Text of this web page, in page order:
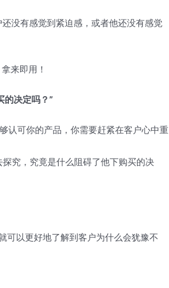
没有感觉到紧迫感，或者他还没有感觉
来即用！
的决定吗？”
认可你的产品，你需要赶紧在客户心中重
究，究竟是什么阻碍了他下购买的决
可以更好地了解到客户为什么会犹豫不